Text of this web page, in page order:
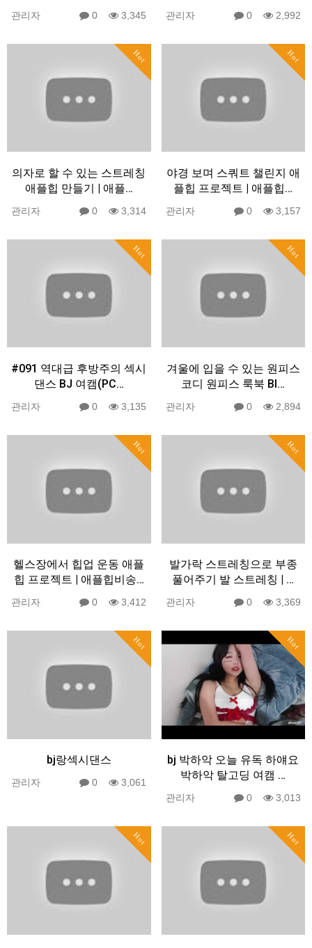
관리자 0 3,345 관리자 0 2,992
Hot
의자로 할 수 있는 스트레칭
애플힙 만들기 | 애플…
관리자 0 3,314
Hot
야경 보며 스쿼트 챌린지 애
플힙 프로젝트 | 애플힙…
관리자 0 3,157
Hot
#091 역대급 후방주의 섹시
댄스 BJ 여캠(PC…
관리자 0 3,135
Hot
겨울에 입을 수 있는 원피스
코디 원피스 룩북 Bl…
관리자 0 2,894
Hot
헬스장에서 힙업 운동 애플
힙 프로젝트 | 애플힙비송…
관리자 0 3,412
Hot
발가락 스트레칭으로 부종
풀어주기 발 스트레칭 | …
관리자 0 3,369
Hot
bj랑섹시댄스
관리자 0 3,061
Hot
bj 박하악 오늘 유독 하얘요
박하악 탈고딩 여캠 …
관리자 0 3,013
Hot Hot